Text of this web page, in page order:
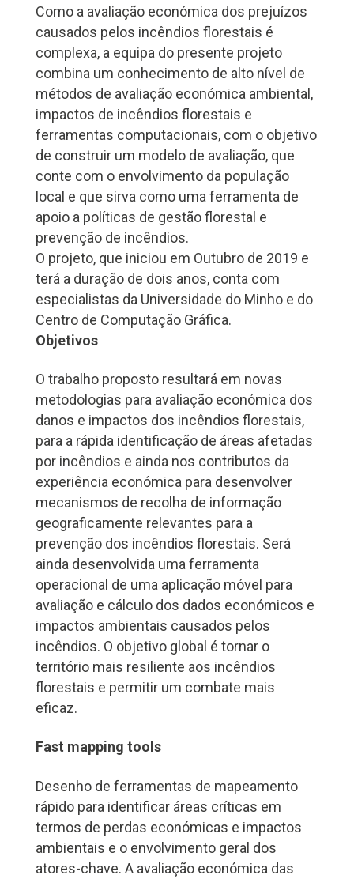
Como a avaliação económica dos prejuízos
causados pelos incêndios florestais é
complexa, a equipa do presente projeto
combina um conhecimento de alto nível de
métodos de avaliação económica ambiental,
impactos de incêndios florestais e
ferramentas computacionais, com o objetivo
de construir um modelo de avaliação, que
conte com o envolvimento da população
local e que sirva como uma ferramenta de
apoio a políticas de gestão florestal e
prevenção de incêndios.
O projeto, que iniciou em Outubro de 2019 e
terá a duração de dois anos, conta com
especialistas da Universidade do Minho e do
Centro de Computação Gráfica.
Objetivos
O trabalho proposto resultará em novas
metodologias para avaliação económica dos
danos e impactos dos incêndios florestais,
para a rápida identificação de áreas afetadas
por incêndios e ainda nos contributos da
experiência económica para desenvolver
mecanismos de recolha de informação
geograficamente relevantes para a
prevenção dos incêndios florestais. Será
ainda desenvolvida uma ferramenta
operacional de uma aplicação móvel para
avaliação e cálculo dos dados económicos e
impactos ambientais causados pelos
incêndios. O objetivo global é tornar o
território mais resiliente aos incêndios
florestais e permitir um combate mais
eficaz.
Fast mapping tools
Desenho de ferramentas de mapeamento
rápido para identificar áreas críticas em
termos de perdas económicas e impactos
ambientais e o envolvimento geral dos
atores-chave. A avaliação económica das